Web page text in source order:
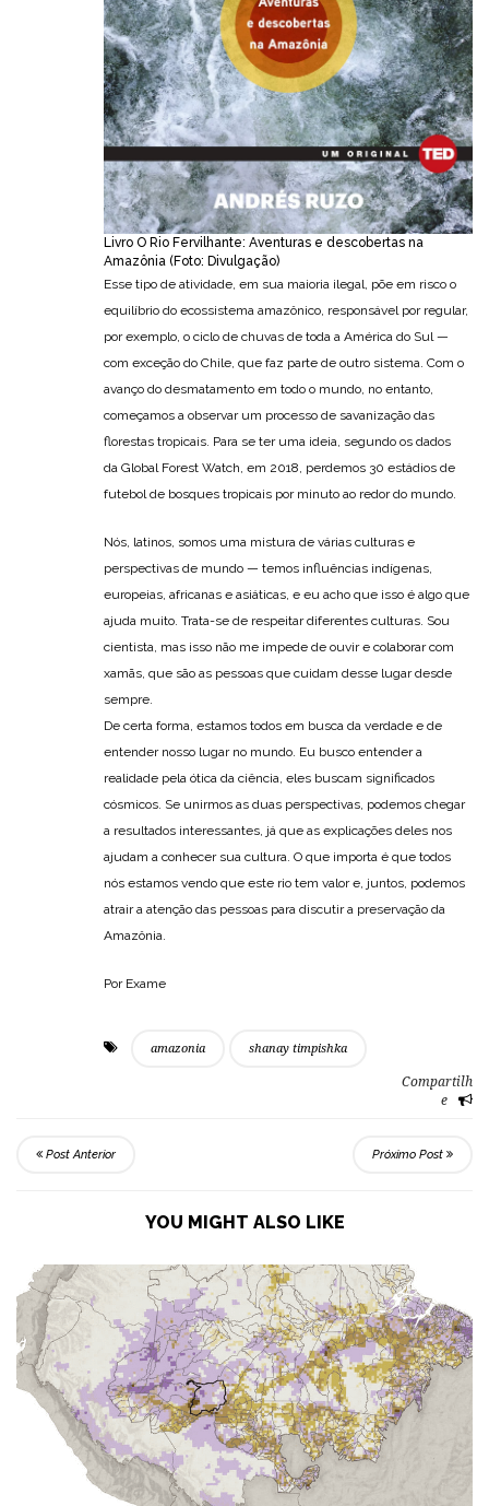
Livro O Rio Fervilhante: Aventuras e descobertas na
Amazônia (Foto: Divulgação)
Esse tipo de atividade, em sua maioria ilegal, põe em risco o
equilíbrio do ecossistema amazônico, responsável por regular,
por exemplo, o ciclo de chuvas de toda a América do Sul —
com exceção do Chile, que faz parte de outro sistema. Com o
avanço do desmatamento em todo o mundo, no entanto,
começamos a observar um processo de savanização das
florestas tropicais. Para se ter uma ideia, segundo os dados
da Global Forest Watch, em 2018, perdemos 30 estádios de
futebol de bosques tropicais por minuto ao redor do mundo.
Nós, latinos, somos uma mistura de várias culturas e
perspectivas de mundo — temos influências indígenas,
europeias, africanas e asiáticas, e eu acho que isso é algo que
ajuda muito. Trata-se de respeitar diferentes culturas. Sou
cientista, mas isso não me impede de ouvir e colaborar com
xamãs, que são as pessoas que cuidam desse lugar desde
sempre.
De certa forma, estamos todos em busca da verdade e de
entender nosso lugar no mundo. Eu busco entender a
realidade pela ótica da ciência, eles buscam significados
cósmicos. Se unirmos as duas perspectivas, podemos chegar
a resultados interessantes, já que as explicações deles nos
ajudam a conhecer sua cultura. O que importa é que todos
nós estamos vendo que este rio tem valor e, juntos, podemos
atrair a atenção das pessoas para discutir a preservação da
Amazônia.
Por Exame
amazonia shanay timpishka
Compartilh
e
Post Anterior Próximo Post
YOU MIGHT ALSO LIKE